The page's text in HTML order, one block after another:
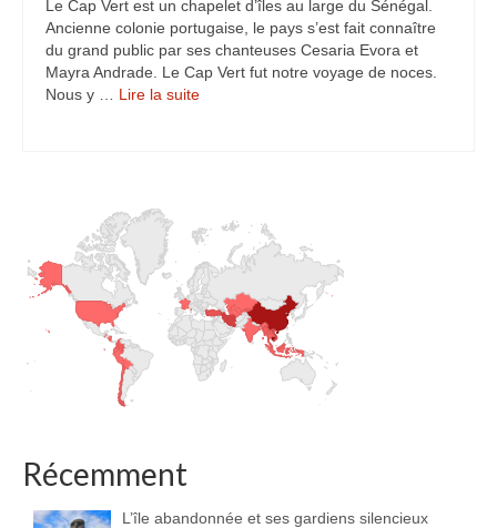
Le Cap Vert est un chapelet d’îles au large du Sénégal.
Ancienne colonie portugaise, le pays s’est fait connaître
du grand public par ses chanteuses Cesaria Evora et
Mayra Andrade. Le Cap Vert fut notre voyage de noces.
Nous y … Lire la suite­­
Récemment
L’île abandonnée et ses gardiens silencieux